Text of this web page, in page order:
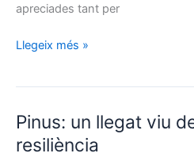
apreciades tant per
Erinus:
amb
una
Llegeix més »
Pinus: un llegat viu
resiliència